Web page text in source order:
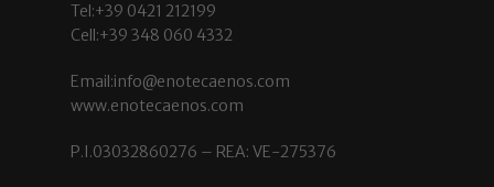
Tel:+39 0421 212199
Cell:+39 348 060 4332
Email:info@enotecaenos.com
www.enotecaenos.com
P.I.03032860276 – REA: VE-275376